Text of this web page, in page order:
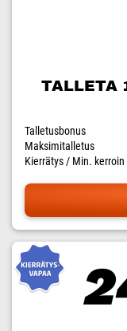
TALLETA
Talletusbonus
Maksimitalletus
Kierrätys / Min. kerroin